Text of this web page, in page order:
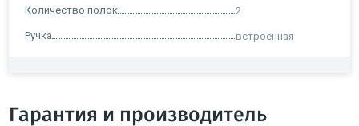
Количество полок 2
Ручка встроенная
Гарантия и производитель